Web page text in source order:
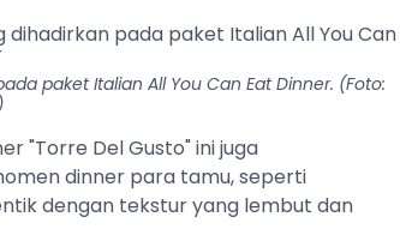
paket Italian All You Can Eat Dinner. (Foto:
"Torre Del Gusto" ini juga
dinner para tamu, seperti
dengan tekstur yang lembut dan